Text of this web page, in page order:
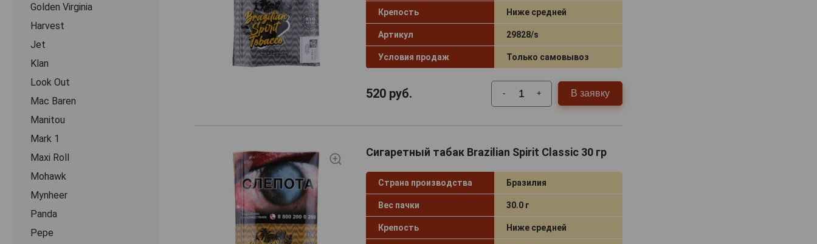
Golden Virginia
Harvest
Jet
Klan
Look Out
Mac Baren
Manitou
Mark 1
Maxi Roll
Mohawk
Mynheer
Panda
Pepe
Крепость Ниже средней
Артикул 29828/s
Условия продаж Только самовывоз
520руб. - + В заявку
Сигаретный табак Brazilian Spirit Classic 30 гр
Страна производства Бразилия
Вес пачки 30.0 г
Крепость Ниже средней